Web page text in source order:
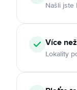
Našli jste
Více
Lokality